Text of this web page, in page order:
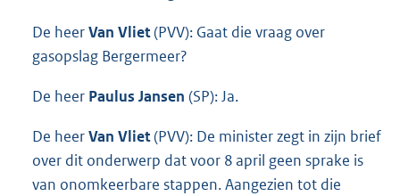
De heerVan Vliet(PVV): Gaat die vraag over
gasopslag Bergermeer?
De heer Paulus Jansen (SP): Ja.
De heerVan Vliet(PVV): De minister zegt in zijn brief
over dit onderwerp dat voor 8 april geen sprake is
van onomkeerbare stappen. Aangezien tot die